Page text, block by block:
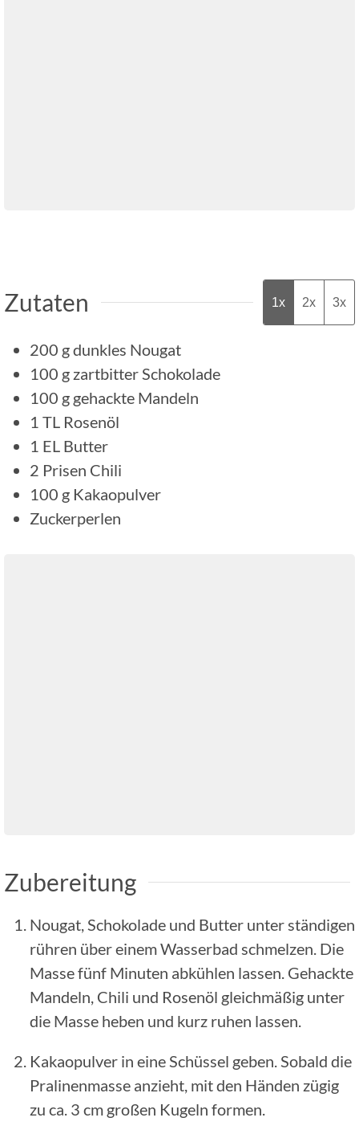
Zutaten 1x 2x 3x
200 gdunkles Nougat
100 g zartbitter Schokolade
100 g gehackte Mandeln
1 TL Rosenöl
1 EL Butter
2 Prisen Chili
100 g Kakaopulver
Zuckerperlen
Zubereitung
Nougat, Schokolade und Butter unter ständigen
rühren über einem Wasserbad schmelzen. Die
Masse fünf Minuten abkühlen lassen. Gehackte
Mandeln, Chili und Rosenöl gleichmäßig unter
die Masse heben und kurz ruhen lassen.
Kakaopulver in eine Schüssel geben. Sobald die
Pralinenmasse anzieht, mit den Händen zügig
zu ca. 3 cm großen Kugeln formen.